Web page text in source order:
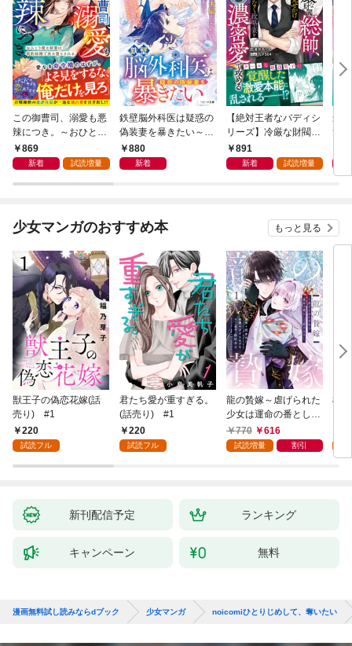
この御曹司、溺愛も悪
辣につき。～おひとり
様な秘書は契約結婚で
攻め堕とされる～【S
869
新着 試読増量
鉄壁脳外科医は疑惑の
偽装妻を暴きたい～か
りそめ夫婦だったのに
溺愛が満ちて～【SS
880
新着
【絶対王者なバディシ
リーズ】冷厳な財閥総
帥、真面目と見せかけ
容赦なく政略妻を濃密
891
新着 試読増量
最
ず
【
少女マンガのおすすめ本 もっと見る
獣王子の偽恋花嫁(話
売り) #1
220
試読フル
君たち愛が重すぎる。
(話売り) #1
220
試読フル
龍の贄嫁～虐げられた
少女は運命の番として
愛される～ 1巻
770 616
試読増量 割引
桜
新刊配信予定 ランキング
キャンペーン 無料
漫画無料試し読みならdブック 少女マンガ noicomiひとりじめして、奪いたい